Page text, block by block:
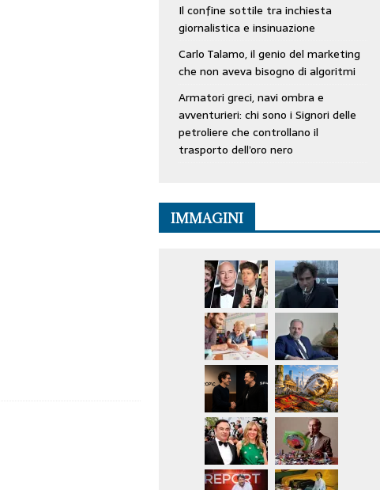
Il confine sottile tra inchiesta
giornalistica e insinuazione
Carlo Talamo, il genio del marketing
che non aveva bisogno di algoritmi
Armatori greci, navi ombra e
avventurieri: chi sono i Signori delle
petroliere che controllano il
trasporto dell’oro nero
IMMAGINI